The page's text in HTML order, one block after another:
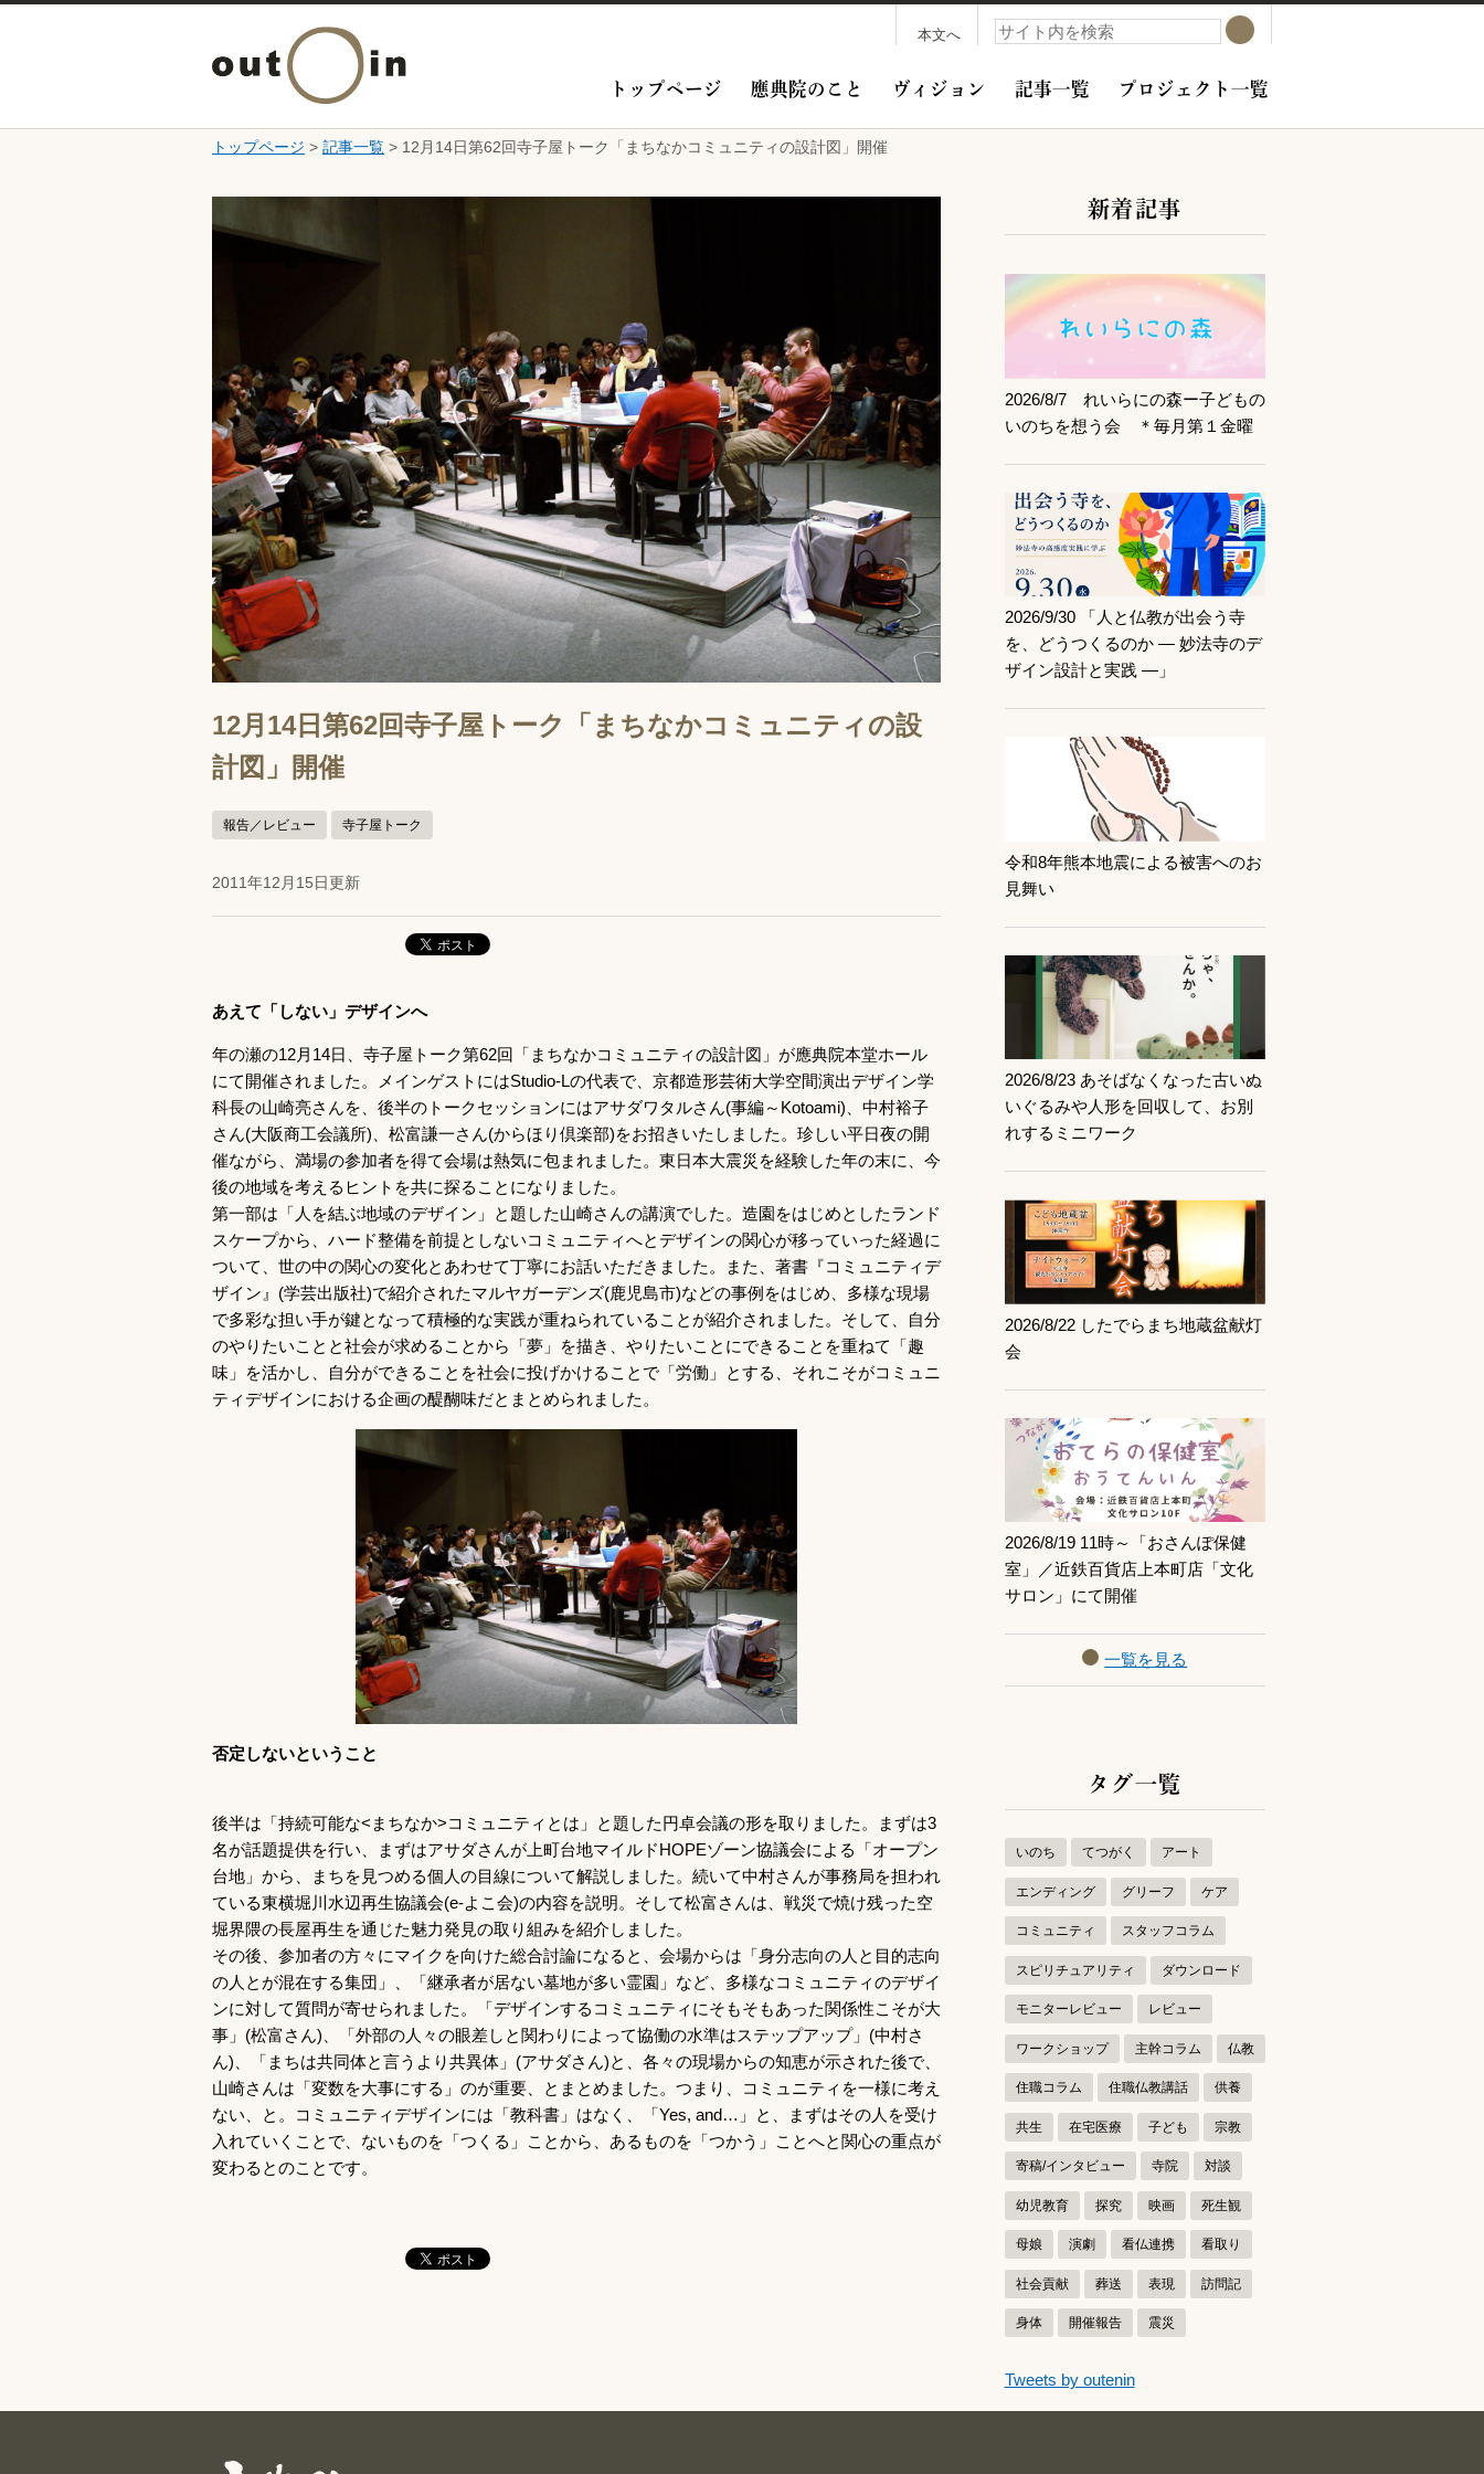
本文へ 検索
検索
トップページ 應典院のこと ヴィジョン 記事一覧 プロジェクト一覧
トップページ > 記事一覧 > 12月14日第62回寺子屋トーク「まちなかコミュニティの設計図」開催
12月14日第62回寺子屋トーク「まちなかコミュニティの設
計図」開催
報告／レビュー 寺子屋トーク
2011年12月15日更新
あえて「しない」デザインへ
年の瀬の12月14日、寺子屋トーク第62回「まちなかコミュニティの設計図」が應典院本堂ホール
にて開催されました。メインゲストにはStudio-Lの代表で、京都造形芸術大学空間演出デザイン学
科長の山崎亮さんを、後半のトークセッションにはアサダワタルさん(事編～Kotoami)、中村裕子
さん(大阪商工会議所)、松富謙一さん(からほり倶楽部)をお招きいたしました。珍しい平日夜の開
催ながら、満場の参加者を得て会場は熱気に包まれました。東日本大震災を経験した年の末に、今
後の地域を考えるヒントを共に探ることになりました。
第一部は「人を結ぶ地域のデザイン」と題した山崎さんの講演でした。造園をはじめとしたランド
スケープから、ハード整備を前提としないコミュニティへとデザインの関心が移っていった経過に
ついて、世の中の関心の変化とあわせて丁寧にお話いただきました。また、著書『コミュニティデ
ザイン』(学芸出版社)で紹介されたマルヤガーデンズ(鹿児島市)などの事例をはじめ、多様な現場
で多彩な担い手が鍵となって積極的な実践が重ねられていることが紹介されました。そして、自分
のやりたいことと社会が求めることから「夢」を描き、やりたいことにできることを重ねて「趣
味」を活かし、自分ができることを社会に投げかけることで「労働」とする、それこそがコミュニ
ティデザインにおける企画の醍醐味だとまとめられました。
否定しないということ
後半は「持続可能な<まちなか>コミュニティとは」と題した円卓会議の形を取りました。まずは3
名が話題提供を行い、まずはアサダさんが上町台地マイルドHOPEゾーン協議会による「オープン
台地」から、まちを見つめる個人の目線について解説しました。続いて中村さんが事務局を担われ
ている東横堀川水辺再生協議会(e-よこ会)の内容を説明。そして松富さんは、戦災で焼け残った空
堀界隈の長屋再生を通じた魅力発見の取り組みを紹介しました。
その後、参加者の方々にマイクを向けた総合討論になると、会場からは「身分志向の人と目的志向
の人とが混在する集団」、「継承者が居ない墓地が多い霊園」など、多様なコミュニティのデザイ
ンに対して質問が寄せられました。「デザインするコミュニティにそもそもあった関係性こそが大
事」(松富さん)、「外部の人々の眼差しと関わりによって協働の水準はステップアップ」(中村さ
ん)、「まちは共同体と言うより共異体」(アサダさん)と、各々の現場からの知恵が示された後で、
山崎さんは「変数を大事にする」のが重要、とまとめました。つまり、コミュニティを一様に考え
ない、と。コミュニティデザインには「教科書」はなく、「Yes, and…」と、まずはその人を受け
入れていくことで、ないものを「つくる」ことから、あるものを「つかう」ことへと関心の重点が
変わるとのことです。
サブコンテンツ
新着記事
2026/8/7 れいらにの森ー子どもの
いのちを想う会 ＊毎月第１金曜
記事を読む
2026/9/30 「人と仏教が出会う寺
を、どうつくるのか ― 妙法寺のデ
ザイン設計と実践 ―」
記事を読む
令和8年熊本地震による被害へのお
見舞い
記事を読む
2026/8/23 あそばなくなった古いぬ
いぐるみや人形を回収して、お別
れするミニワーク
記事を読む
2026/8/22 したでらまち地蔵盆献灯
会
記事を読む
2026/8/19 11時～「おさんぽ保健
室」／近鉄百貨店上本町店「文化
サロン」にて開催
記事を読む
一覧を見る
タグ一覧
いのち てつがく アート
エンディング グリーフ ケア
コミュニティ スタッフコラム
スピリチュアリティ ダウンロード
モニターレビュー レビュー
ワークショップ 主幹コラム 仏教
住職コラム 住職仏教講話 供養
共生 在宅医療 子ども 宗教
寄稿/インタビュー 寺院 対談
幼児教育 探究 映画 死生観
母娘 演劇 看仏連携 看取り
社会貢献 葬送 表現 訪問記
身体 開催報告 震災
つぶやきをスキップする
Tweets by outenin